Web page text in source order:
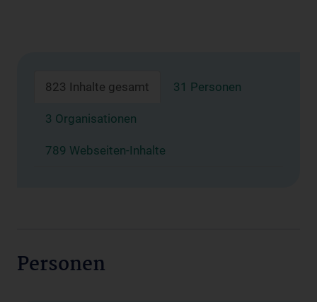
823 Inhalte gesamt 31 Personen
3 Organisationen
789 Webseiten-Inhalte
Personen